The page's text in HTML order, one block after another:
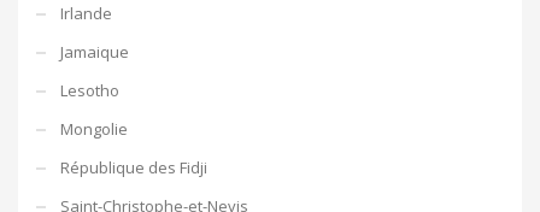
Irlande
Jamaique
Lesotho
Mongolie
République des Fidji
Saint-Christophe-et-Nevis